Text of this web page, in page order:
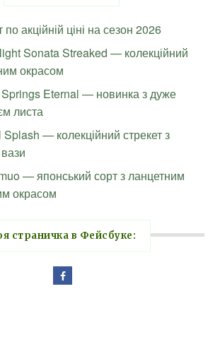
акційній ціні на сезон 2026
Sonata Streaked — колекційний
окрасом
Eternal — новинка з дуже
листа
— колекційний стрекет з
— японський сорт з ланцетним
окрасом
страничка в Фейсбуке: